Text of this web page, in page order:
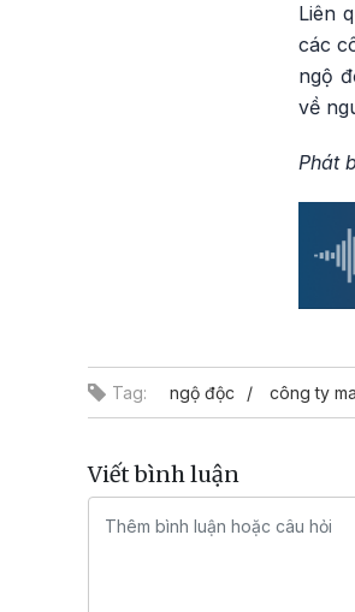
Liên
các
ngộ
về
Phát
Tag: ngộ độc công ty
Viết bình luận